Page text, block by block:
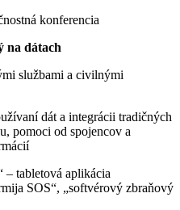
konferencia
na dátach
službami a civilnými
dát a integrácii tradičných
pomoci od spojencov a
– tabletová aplikácia
SOS“, „softvérový zbraňový